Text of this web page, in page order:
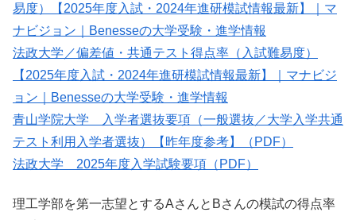
易度）【2025年度入試・2024年進研模試情報最新】｜マ
ナビジョン｜Benesseの大学受験・進学情報
法政大学／偏差値・共通テスト得点率（入試難易度）
【2025年度入試・2024年進研模試情報最新】｜マナビジ
ョン｜Benesseの大学受験・進学情報
青山学院大学 入学者選抜要項（一般選抜／大学入学共通
テスト利用入学者選抜）【昨年度参考】（PDF）
法政大学 2025年度入学試験要項（PDF）
理工学部を第一志望とするAさんとBさんの模試の得点率